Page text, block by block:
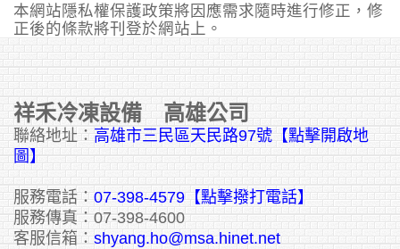
本網站隱私權保護政策將因應需求隨時進行修正，修
正後的條款將刊登於網站上。
祥禾冷凍設備 高雄公司
聯絡地址： 高雄市三民區天民路97號【點擊開啟地
圖】
服務電話： 07-398-4579【點擊撥打電話】
服務傳真：07-398-4600
客服信箱： shyang.ho@msa.hinet.net